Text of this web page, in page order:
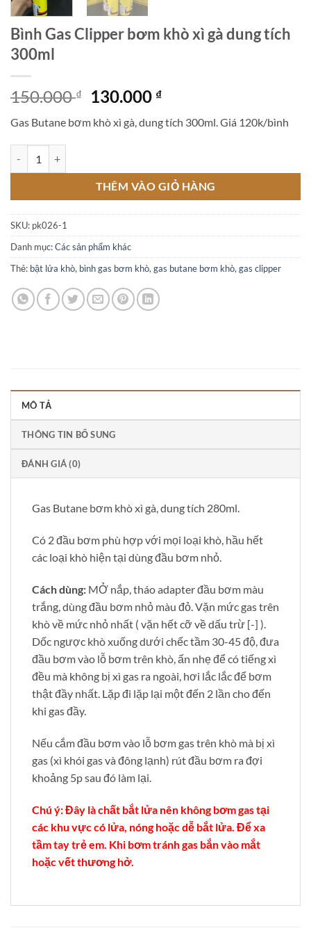
Bình Gas Clipper bơm khò xì gà dung tích
300ml
150.000₫
Giá
là:
130.000 ₫Giá
tại
Gas Butane bơm khò xì gà, dung tích 300ml. Giá 120k/bình
THÊM VÀO GIỎ HÀNG
SKU: pk026-1
Danh mục:Các sản phẩm khác
Thẻ: bật lửa khò, bình gas bơm khò,gas butane bơm khò,gas clipper
MÔ TẢ
THÔNG TIN BỔ SUNG
ĐÁNH GIÁ (0)
Gas Butane bơm khò xì gà, dung tích 280ml.
Có 2 đầu bơm phù hợp với mọi loại khò, hầu hết
các loại khò hiện tại dùng đầu bơm nhỏ.
Cách dùng: MỞ nắp, tháo adapter đầu bơm màu
trắng, dùng đầu bơm nhỏ màu đỏ. Vặn mức gas trên
khò về mức nhỏ nhất ( vặn hết cỡ về dấu trừ [-] ).
Dốc ngược khò xuống dưới chếc tầm 30-45 độ, đưa
đầu bơm vào lỗ bơm trên khò, ấn nhẹ để có tiếng xì
đều mà không bị xì gas ra ngoài, hơi lắc lắc để bơm
thật đầy nhất. Lặp đi lặp lại một đến 2 lần cho đến
khi gas đầy.
Nếu cắm đầu bơm vào lỗ bơm gas trên khò mà bị xì
gas (xì khói gas và đông lạnh) rút đầu bơm ra đợi
khoảng 5p sau đó làm lại.
Chú ý: Đây là chất bắt lửa nên không bơm gas tại
các khu vực có lửa, nóng hoặc dễ bắt lửa. Để xa
tầm tay trẻ em. Khi bơm tránh gas bắn vào mắt
hoặc vết thương hở.